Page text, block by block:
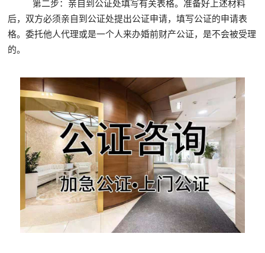
第二步：亲自到公证处填写有关表格。准备好上述材料
后，双方必须亲自到公证处提出公证申请，填写公证的申请表
格。委托他人代理或是一个人来办婚前财产公证，是不会被受理
的。